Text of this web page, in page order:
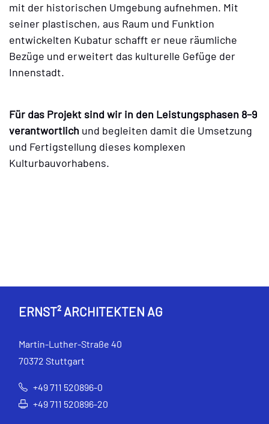
mit der historischen Umgebung aufnehmen. Mit
seiner plastischen, aus Raum und Funktion
entwickelten Kubatur schafft er neue räumliche
Bezüge und erweitert das kulturelle Gefüge der
Innenstadt.
Für das Projekt sind wir in den Leistungsphasen 8–9
verantwortlich und begleiten damit die Umsetzung
und Fertigstellung dieses komplexen
Kulturbauvorhabens.
ERNST² ARCHITEKTEN AG
Martin-Luther-Straße 40
70372 Stuttgart
+49 711 520896-0
+49 711 520896-20